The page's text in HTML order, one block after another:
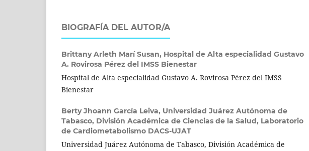
BIOGRAFÍA DEL AUTOR/A
Brittany Arleth Marí Susan, Hospital de Alta especialidad Gustavo
A. Rovirosa Pérez del IMSS Bienestar
Hospital de Alta especialidad Gustavo A. Rovirosa Pérez del IMSS
Bienestar
Berty Jhoann García Leiva, Universidad Juárez Autónoma de
Tabasco, División Académica de Ciencias de la Salud, Laboratorio
de Cardiometabolismo DACS-UJAT
Universidad Juárez Autónoma de Tabasco, División Académica de